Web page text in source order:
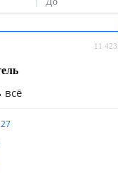
11
всё
27